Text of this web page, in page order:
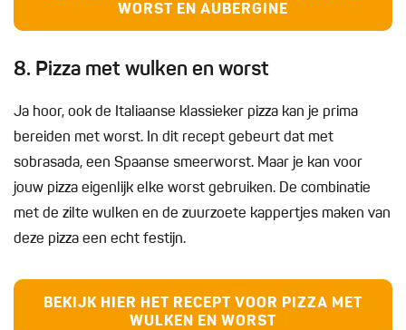
WORST EN AUBERGINE
8. Pizza met wulken en worst
Ja hoor, ook de Italiaanse klassieker pizza kan je prima
bereiden met worst. In dit recept gebeurt dat met
sobrasada, een Spaanse smeerworst. Maar je kan voor
jouw pizza eigenlijk elke worst gebruiken. De combinatie
met de zilte wulken en de zuurzoete kappertjes maken van
deze pizza een echt festijn.
BEKIJK HIER HET RECEPT VOOR PIZZA MET
WULKEN EN WORST